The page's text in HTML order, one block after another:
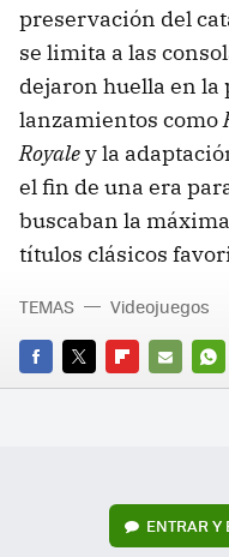
preservación del
se limita a las
dejaron huella en la
lanzamientos como
Royaley la
el fin de una era
buscaban la
títulos clásicos
FACEBOOK
TWITTERFLIPBOARD
E-
TEMAS Videojuegos
ENTRAR Y